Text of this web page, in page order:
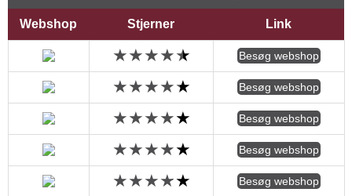
Webshop Stjerner Link
Besøg webshop
Besøg webshop
Besøg webshop
Besøg webshop
Besøg webshop